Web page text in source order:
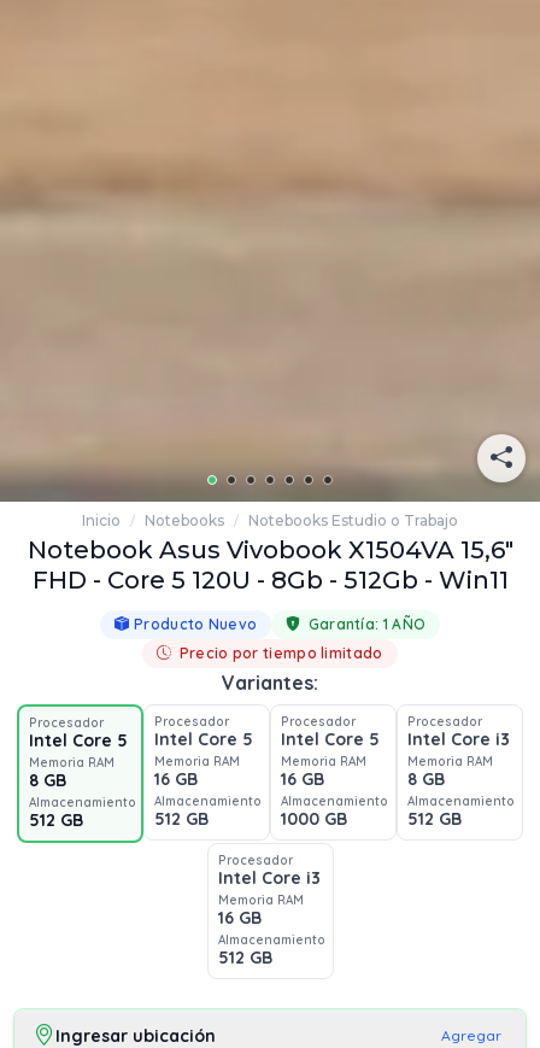
Inicio / Notebooks / Notebooks Estudio o Trabajo
Notebook Asus Vivobook X1504VA 15,6"
FHD - Core 5 120U - 8Gb - 512Gb - Win11
Producto Nuevo Garantía: 1 AÑO
Precio por tiempo limitado
Variantes:
Procesador
Intel Core 5
Memoria RAM
8 GB
Almacenamiento
512 GB
Procesador
Intel Core 5
Memoria RAM
16 GB
Almacenamiento
512 GB
Procesador
Intel Core 5
Memoria RAM
16 GB
Almacenamiento
1000 GB
Procesador
Intel Core i3
Memoria RAM
8 GB
Almacenamiento
512 GB
Procesador
Intel Core i3
Memoria RAM
16 GB
Almacenamiento
512 GB
Ingresar ubicación Agregar